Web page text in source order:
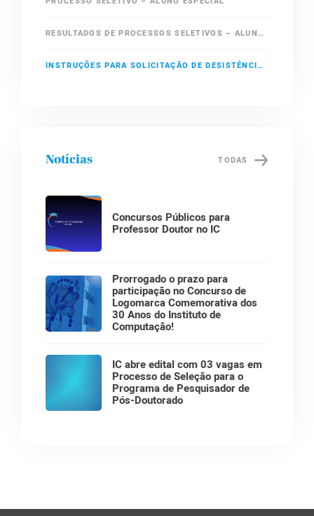
RESULTADOS DE PROCESSOS SELETIVOS – ALUNOS ESPECIAIS
INSTRUÇÕES PARA SOLICITAÇÃO DE DESISTÊNCIA DE MATRÍCULA EM DISCIPLINAS COMO ALUNO ESPECIAL DO IC
Notícias TODAS
Concursos Públicos para
Professor Doutor no IC
Prorrogado o prazo para
participação no Concurso de
Logomarca Comemorativa dos
30 Anos do Instituto de
Computação!
IC abre edital com 03 vagas em
Processo de Seleção para o
Programa de Pesquisador de
Pós-Doutorado